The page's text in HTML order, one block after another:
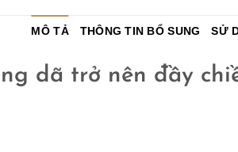
MÔ TẢ THÔNG TIN BỔ SUNG SỬ
dã trở nên đầy